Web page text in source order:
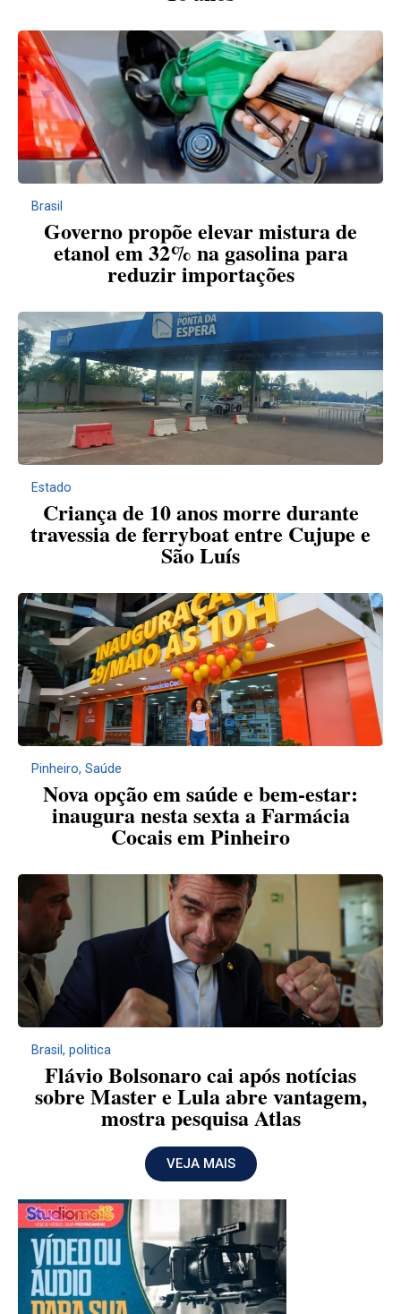
Brasil
Governo propõe elevar mistura de
etanol em 32% na gasolina para
reduzir importações
Estado
Criança de 10 anos morre durante
travessia de ferryboat entre Cujupe e
São Luís
Pinheiro, Saúde
Nova opção em saúde e bem-estar:
inaugura nesta sexta a Farmácia
Cocais em Pinheiro
Brasil , politica
Flávio Bolsonaro cai após notícias
sobre Master e Lula abre vantagem,
mostra pesquisa Atlas
VEJA MAIS